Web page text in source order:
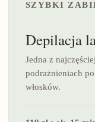
SZYBKI
Depilacja
Jedna z
podrażnieniach
włosków.